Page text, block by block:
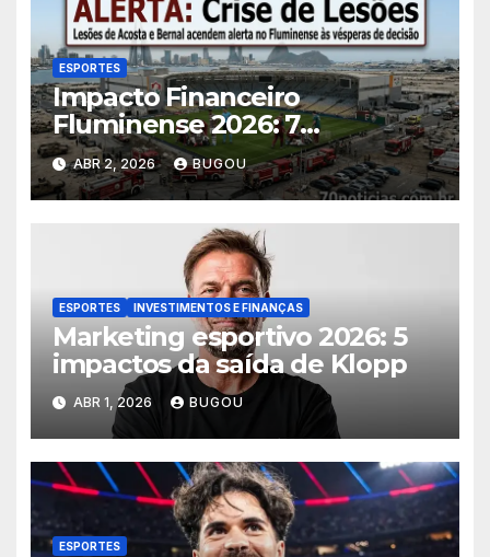
ESPORTES
Impacto Financeiro
Fluminense 2026: 7
Consequências das Lesões
ABR 2, 2026 BUGOU
ESPORTES INVESTIMENTOS E FINANÇAS
Marketing esportivo 2026: 5
impactos da saída de Klopp
ABR 1, 2026 BUGOU
ESPORTES